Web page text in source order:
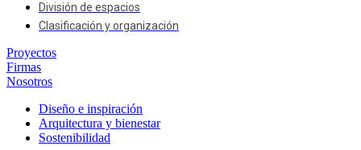
División de espacios
Clasificación y organización
Proyectos
Firmas
Nosotros
Diseño e inspiración
Arquitectura y bienestar
Sostenibilidad